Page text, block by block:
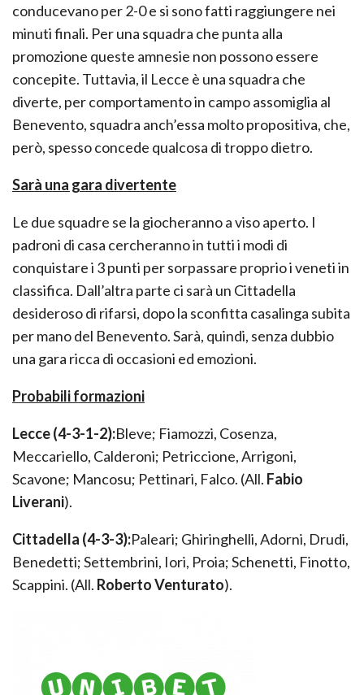
conducevano per 2-0 e si sono fatti raggiungere nei
minuti finali. Per una squadra che punta alla
promozione queste amnesie non possono essere
concepite. Tuttavia, il Lecce è una squadra che
diverte, per comportamento in campo assomiglia al
Benevento, squadra anch’essa molto propositiva, che,
però, spesso concede qualcosa di troppo dietro.
Sarà una gara divertente
Le due squadre se la giocheranno a viso aperto. I
padroni di casa cercheranno in tutti i modi di
conquistare i 3 punti per sorpassare proprio i veneti in
classifica. Dall’altra parte ci sarà un Cittadella
desideroso di rifarsi, dopo la sconfitta casalinga subita
per mano del Benevento. Sarà, quindi, senza dubbio
una gara ricca di occasioni ed emozioni.
Probabili formazioni
Lecce (4-3-1-2):Bleve; Fiamozzi, Cosenza,
Meccariello, Calderoni; Petriccione, Arrigoni,
Scavone; Mancosu; Pettinari, Falco. (All. Fabio
Liverani).
Cittadella (4-3-3):Paleari; Ghiringhelli, Adorni, Drudi,
Benedetti; Settembrini, Iori, Proia; Schenetti, Finotto,
Scappini. (All. Roberto Venturato).